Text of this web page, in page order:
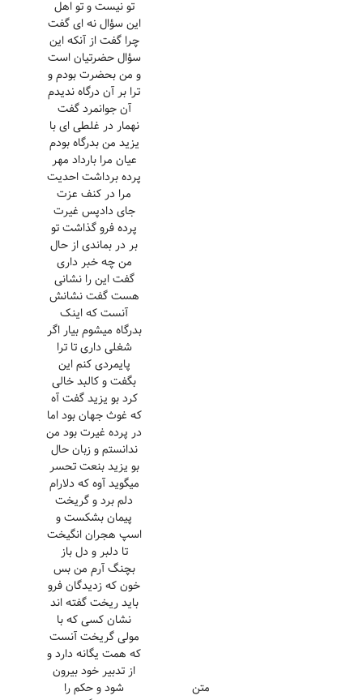
متن
تو نیست و تو اهل
این سؤال نه ای گفت
چرا گفت از آنکه این
سؤال حضرتیان است
و من بحضرت بودم و
ترا بر آن درگاه ندیدم
آن جوانمرد گفت
نهمار در غلطی ای با
یزید من بدرگاه بودم
عیان مرا بارداد مهر
پرده برداشت احدیت
مرا در کنف عزت
جای دادپس غیرت
پرده فرو گذاشت تو
بر در بماندی از حال
من چه خبر داری
گفت این را نشانی
هست گفت نشانش
آنست که اینک
بدرگاه میشوم بیار اگر
شغلی داری تا ترا
پایمردی کنم این
بگفت و کالبد خالی
کرد بو یزید گفت آه
که غوث جهان بود اما
در پرده غیرت بود من
ندانستم و زبان حال
بو یزید بنعت تحسر
میگوید آوه که دلارام
دلم برد و گریخت
پیمان بشکست و
اسپ هجران انگیخت
تا دلبر و دل باز
بچنگ آرم من بس
خون که زدیدگان فرو
باید ریخت گفته اند
نشان کسی که با
مولی گریخت آنست
که همت یگانه دارد و
از تدبیر خود بیرون
شود و حکم را